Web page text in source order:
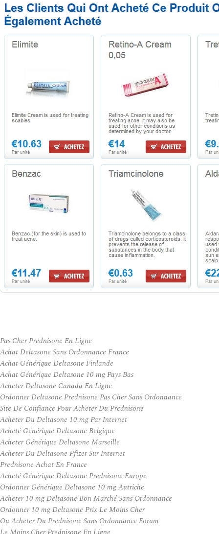
Pas Cher Prednisone En Ligne
Achat Deltasone Sans Ordonnance France
Achat Générique Deltasone Finlande
Achat Générique Deltasone 10 mg Pays Bas
Acheter Deltasone Canada En Ligne
Ordonner Deltasone Prednisone Pas Cher Sans Ordonnance
Site De Confiance Pour Acheter Du Prednisone
Acheter Du Deltasone 10 mg Par Internet
Acheté Générique Deltasone Belgique
Acheter Générique Deltasone Marseille
Acheter Du Deltasone Pfizer Sur Internet
Prednisone Achat En France
Acheté Générique Deltasone Prednisone Europe
Ordonner Générique Deltasone 10 mg Autriche
Acheter 10 mg Deltasone Bon Marché Sans Ordonnance
Ordonner 10 mg Deltasone Prix Le Moins Cher
Ou Acheter Du Prednisone Sans Ordonnance Forum